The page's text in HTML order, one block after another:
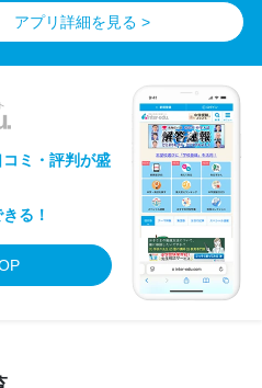
アプリ詳細を見る >
ミ・評判が盛
る！